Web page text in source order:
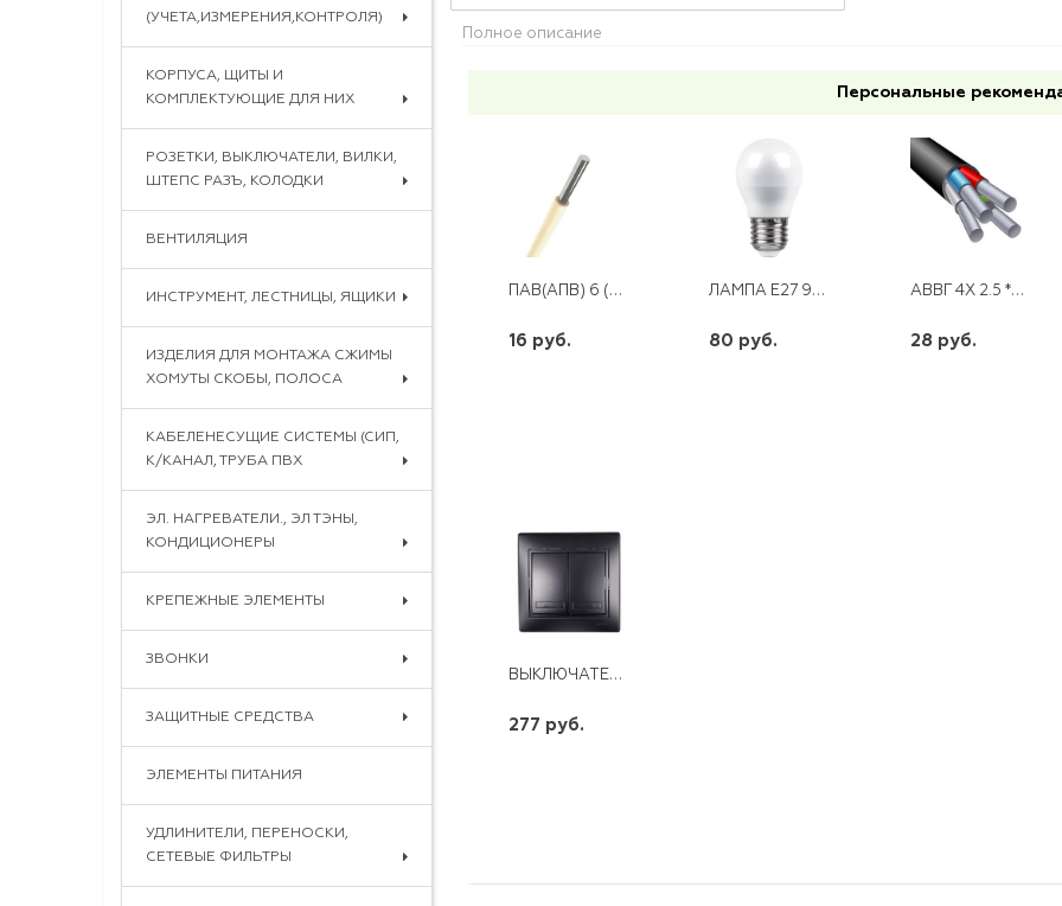
(УЧЕТА,ИЗМЕРЕНИЯ,КОНТРОЛЯ)
КОРПУСА, ЩИТЫ И
КОМПЛЕКТУЮЩИЕ ДЛЯ НИХ
РОЗЕТКИ, ВЫКЛЮЧАТЕЛИ, ВИЛКИ,
ШТЕПС РАЗЪ, КОЛОДКИ
ВЕНТИЛЯЦИЯ
ИНСТРУМЕНТ, ЛЕСТНИЦЫ, ЯЩИКИ
ИЗДЕЛИЯ ДЛЯ МОНТАЖА СЖИМЫ
ХОМУТЫ СКОБЫ, ПОЛОСА
КАБЕЛЕНЕСУЩИЕ СИСТЕМЫ (СИП,
К/КАНАЛ, ТРУБА ПВХ
ЭЛ. НАГРЕВАТЕЛИ., ЭЛ ТЭНЫ,
КОНДИЦИОНЕРЫ
КРЕПЕЖНЫЕ ЭЛЕМЕНТЫ
ЗВОНКИ
ЗАЩИТНЫЕ СРЕДСТВА
ЭЛЕМЕНТЫ ПИТАНИЯ
УДЛИНИТЕЛИ, ПЕРЕНОСКИ,
СЕТЕВЫЕ ФИЛЬТРЫ
Полное описание
Персональные
ПАВ(АПВ) 6 (200,300,500/100)
16 руб.
ЛАМПА E27 9W 3000K DT 0006-7 ШАР
80 руб.
АВВГ 4Х 2.5 *(100)
28 руб.
ВЫКЛЮЧАТЕЛЬ MIRA 2КЛ. ЧЕРНЫЙ БАРХАТ
277 руб.